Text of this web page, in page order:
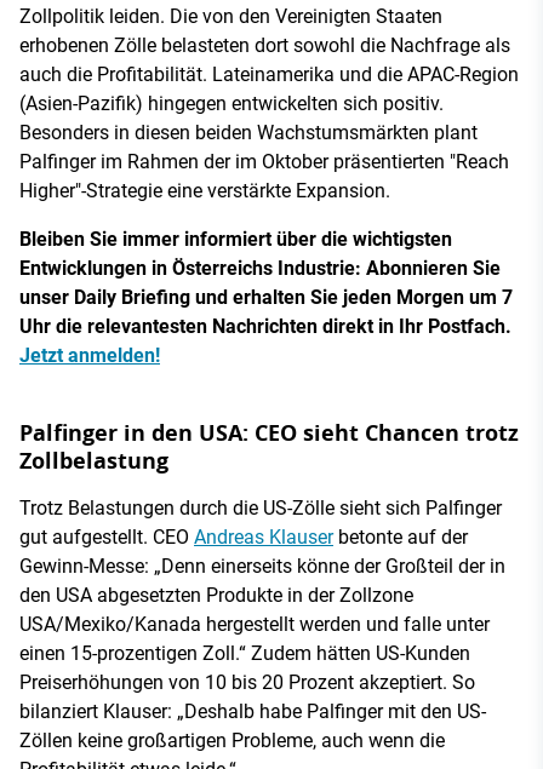
Zollpolitik leiden. Die von den Vereinigten Staaten
erhobenen Zölle belasteten dort sowohl die Nachfrage als
auch die Profitabilität. Lateinamerika und die APAC-Region
(Asien-Pazifik) hingegen entwickelten sich positiv.
Besonders in diesen beiden Wachstumsmärkten plant
Palfinger im Rahmen der im Oktober präsentierten "Reach
Higher"-Strategie eine verstärkte Expansion.
Bleiben Sie immer informiert über die wichtigsten
Entwicklungen in Österreichs Industrie: Abonnieren Sie
unser Daily Briefing und erhalten Sie jeden Morgen um 7
Uhr die relevantesten Nachrichten direkt in Ihr Postfach.
Jetzt anmelden!
Palfinger in den USA: CEO sieht Chancen trotz
Zollbelastung
Trotz Belastungen durch die US-Zölle sieht sich Palfinger
gut aufgestellt. CEO Andreas Klauserbetonte auf der
Gewinn-Messe: „Denn einerseits könne der Großteil der in
den USA abgesetzten Produkte in der Zollzone
USA/Mexiko/Kanada hergestellt werden und falle unter
einen 15-prozentigen Zoll.“ Zudem hätten US-Kunden
Preiserhöhungen von 10 bis 20 Prozent akzeptiert. So
bilanziert Klauser: „Deshalb habe Palfinger mit den US-
Zöllen keine großartigen Probleme, auch wenn die